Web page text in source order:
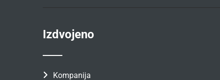
Izdvojeno
Kompanija